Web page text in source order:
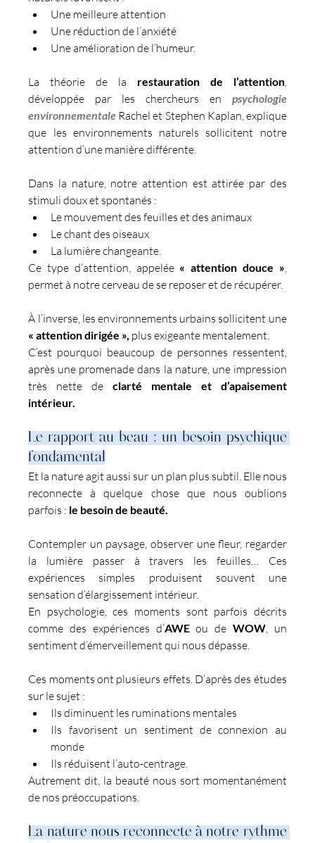
Une meilleure attention
Une réduction de l’anxiété
Une amélioration de l’humeur.
La théorie de la restauration de l’attention,
développée par les chercheurs en psychologie
environnementale Rachel et Stephen Kaplan, explique
que les environnements naturels sollicitent notre
attention d’une manière différente.
Dans la nature, notre attention est attirée par des
stimuli doux et spontanés :
Le mouvement des feuilles et des animaux
Le chant des oiseaux
La lumière changeante.
Ce type d’attention, appelée « attention douce »
permet à notre cerveau de se reposer et de récupérer.
À l’inverse, les environnements urbains sollicitent une
« attention dirigée », plus exigeante mentalement.
C’est pourquoi beaucoup de personnes ressentent,
après une promenade dans la nature, une impression
très nette de clarté mentale et d’apaisement
intérieur.
Le rapport au beau : un besoin psychique
fondamental
Et la nature agit aussi sur un plan plus subtil. Elle nous
reconnecte à quelque chose que nous oublions
parfois : le besoin de beauté.
Contempler un paysage, observer une fleur, regarder
la lumière passer à travers les feuilles… Ces
expériences simples produisent souvent une
sensation d’élargissement intérieur.
En psychologie, ces moments sont parfois décrits
comme des expériences d’AWE ou de WOW, un
sentiment d’émerveillement qui nous dépasse.
Ces moments ont plusieurs effets. D’après des études
sur le sujet :
Ils diminuent les ruminations mentales
Ils favorisent un sentiment de connexion au
monde
Ils réduisent l’auto-centrage.
Autrement dit, la beauté nous sort momentanément
de nos préoccupations.
La nature nous reconnecte à notre rythme